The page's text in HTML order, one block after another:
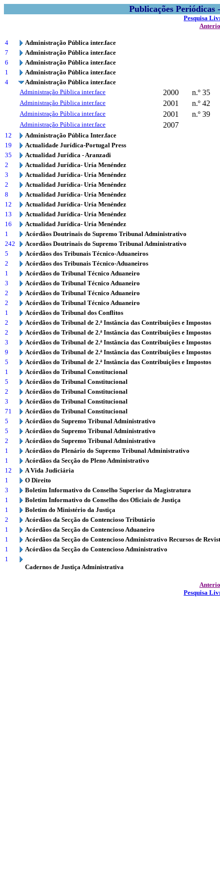
Publicações
Pesquisa
4
Administração Pública inter.face
7
Administração Pública inter.face
6
Administração Pública inter.face
1
Administração Pública inter.face
4
Administração Pública inter.face
Administração Pública inter.face
2000 n.º 35
Administração Pública inter.face 2001 n.º 42
Administração Pública inter.face 2001 n.º 39
Administração Pública inter.face 2007
12
Administração Pública Inter.face
19
Actualidade Jurídica-Portugal Press
35
Actualidad Jurídica - Aranzadi
2
Actualidad Jurídica- Uría Menéndez
3
Actualidad Jurídica- Uría Menéndez
2
Actualidad Jurídica- Uría Menéndez
8
Actualidad Jurídica- Uría Menéndez
12
Actualidad Jurídica- Uría Menéndez
13
Actualidad Jurídica- Uría Menéndez
16
Actualidad Jurídica- Uría Menéndez
1
Acórdãos Doutrinais do Supremo Tribunal Administrativo
242
Acordãos Doutrinais do Supremo Tribunal Administrativo
5
Acórdãos dos Tribunais Técnico-Aduaneiros
2
Acórdãos dos Tribunais Técnico-Aduaneiros
1
Acórdãos do Tribunal Técnico Aduaneiro
3
Acórdãos do Tribunal Técnico Aduaneiro
2
Acórdãos do Tribunal Técnico Aduaneiro
2
Acórdãos do Tribunal Técnico Aduaneiro
1
Acórdãos do Tribunal dos Conflitos
2
Acórdãos do Tribunal de 2.ª Instância das Contribuições e Impostos
2
Acórdãos do Tribunal de 2.ª Instância das Contribuições e Impostos
3
Acórdãos do Tribunal de 2.ª Instância das Contribuições e Impostos
9
Acórdãos do Tribunal de 2.ª Instância das Contribuições e Impostos
5
Acórdãos do Tribunal de 2.ª Instância das Contribuições e Impostos
1
Acórdãos do Tribunal Constitucional
5
Acórdãos do Tribunal Constitucional
2
Acórdãos do Tribunal Constitucional
3
Acórdãos do Tribunal Constitucional
71
Acórdãos do Tribunal Constitucional
5
Acórdãos do Supremo Tribunal Administrativo
5
Acórdãos do Supremo Tribunal Administrativo
2
Acórdãos do Supremo Tribunal Administrativo
1
Acórdãos do Plenário do Supremo Tribunal Administrativo
1
Acórdãos da Secção do Pleno Administrativo
12
A Vida Judiciária
1
O Direito
3
Boletim Informativo do Conselho Superior da Magistratura
1
Boletim Informativo do Conselho dos Oficiais de Justiça
1
Boletim do Ministério da Justiça
2
Acórdãos da Secção do Contencioso Tributário
1
Acórdãos da Secção do Contencioso Aduaneiro
1
Acórdãos da Secção do Contencioso Administrativo Recursos de
1
Acórdãos da Secção do Contencioso Administrativo
1
Cadernos de Justiça Administrativa
Pesquisa